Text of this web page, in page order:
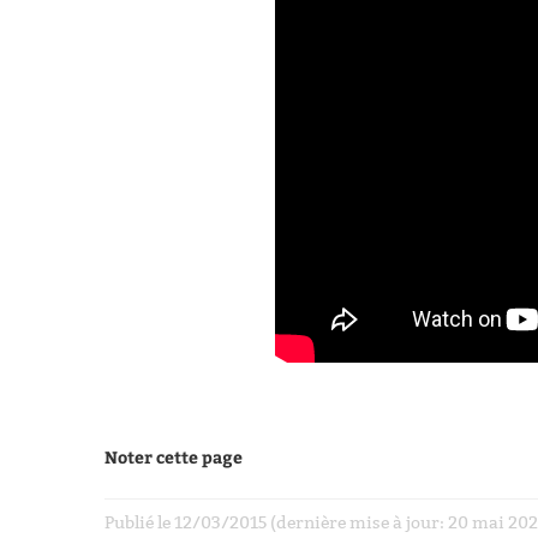
Noter cette page
Publié le 12/03/2015 (dernière mise à jour: 20 mai